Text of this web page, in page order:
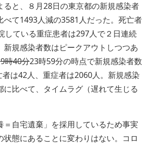
ると、８月28日の東京都の新規感染者
べて1493人減の3581人だった。死亡者
している重症患者は297人で２日連続
新規感染者数はピークアウトしつつあ
時40分23時59分の時点で新規感染者数
は42人、重症者は2060人。新規感染
に比べて、タイムラグ（遅れて生じる
＝自宅遺棄」を採用しているため事実
態にあることに変わりはない。コロ